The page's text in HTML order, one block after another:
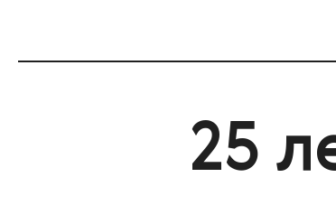
25